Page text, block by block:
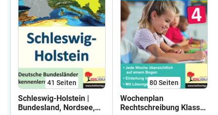
41 Seiten
Schleswig-Holstein |
Bundesland, Nordsee,
80Seiten
Wochenplan
Rechtschreibung Klasse